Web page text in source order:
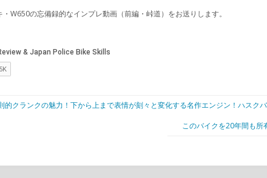
W650の忘備録的なインプレ動画（前編・峠道）をお送りします。
的クランクの魅力！下から上まで表情が刻々と変化する名作エンジン！ハスク
このバイクを20年間も所